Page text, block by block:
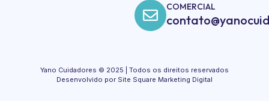
COMERCIAL
Yano Cuidadores © 2025 | Todos os direitos reservados
Desenvolvido por Site Square Marketing Digital